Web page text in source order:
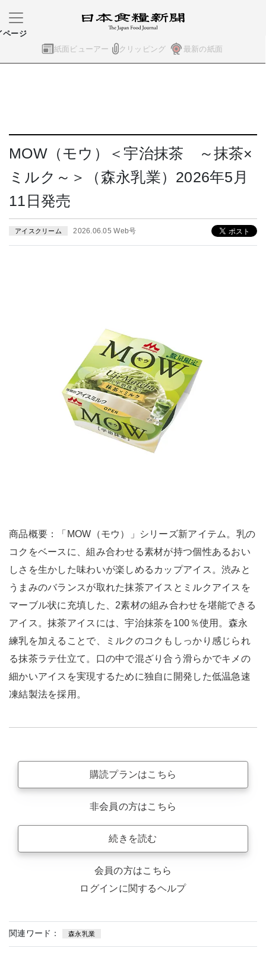
紙面ビューアー クリッピング 最新の紙面
ページ
MOW（モウ）＜宇治抹茶 ～抹茶×
ミルク～＞（森永乳業）2026年5月
11日発売
アイスクリーム 2026.06.05 Web号
商品概要：「MOW（モウ）」シリーズ新アイテム。乳の
コクをベースに、組み合わせる素材が持つ個性あるおい
しさを生かした味わいが楽しめるカップアイス。渋みと
うまみのバランスが取れた抹茶アイスとミルクアイスを
マーブル状に充填した、2素材の組み合わせを堪能できる
アイス。抹茶アイスには、宇治抹茶を100％使用。森永
練乳を加えることで、ミルクのコクもしっかり感じられ
る抹茶ラテ仕立て。口の中で混ざり合う滑らかでキメの
細かいアイスを実現するために独自に開発した低温急速
凍結製法を採用。
購読プランはこちら
非会員の方はこちら
続きを読む
会員の方はこちら
ログインに関するヘルプ
関連ワード： 森永乳業